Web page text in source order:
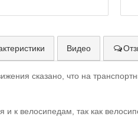
Видео
сказано, что на
и к велосипедам, так как